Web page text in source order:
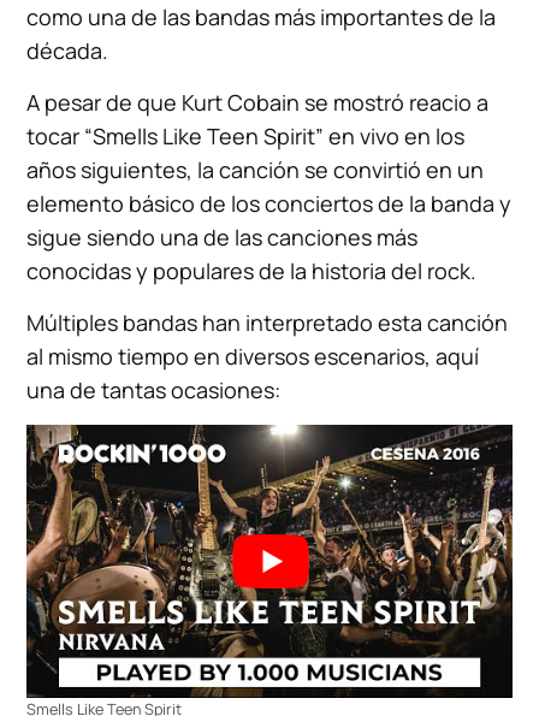
como una de las bandas más importantes de la
década.
A pesar de que Kurt Cobain se mostró reacio a
tocar “Smells Like Teen Spirit” en vivo en los
años siguientes, la canción se convirtió en un
elemento básico de los conciertos de la banda y
sigue siendo una de las canciones más
conocidas y populares de la historia del rock.
Múltiples bandas han interpretado esta canción
al mismo tiempo en diversos escenarios, aquí
una de tantas ocasiones:
Smells Like Teen Spirit